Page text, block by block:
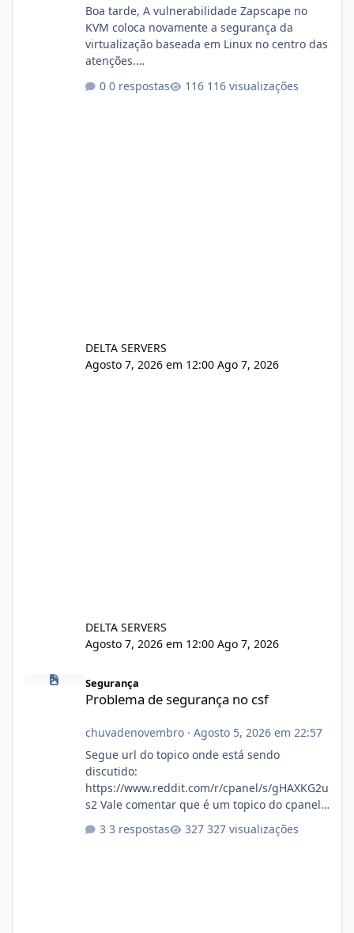
Boa tarde, A vulnerabilidade Zapscape no
KVM coloca novamente a segurança da
virtualização baseada em Linux no centro das
atenções.
xjx23zz5f Criamos uma breve explicação:
0 respostas 116 visualizações
DELTA SERVERS
Agosto 7, 2026 em 12:00 Ago 7, 2026
DELTA SERVERS
Agosto 7, 2026 em 12:00 Ago 7, 2026
Segurança
Problema de segurança no csf
chuvadenovembro· Agosto 5, 2026 em 22:57
Segue url do topico onde está sendo
discutido:
https://www.reddit.com/r/cpanel/s/gHAXKG2u
s2 Vale comentar que é um topico do cpanel...
3 respostas 327 visualizações